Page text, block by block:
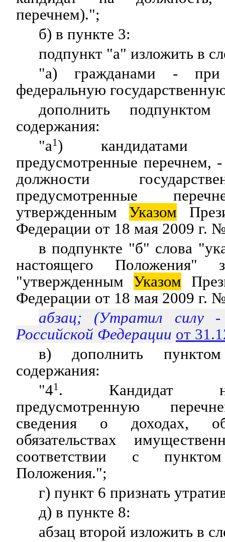
перечнем).";
б) в пункте 3:
подпункт "а" изложить в
"а) гражданами - при
федеральную
дополнить
содержания:
"а1 ) кандидатами
предусмотренные перечнем,
должности
предусмотренные
утвержденным Указом
Федерации от 18 мая 2009 г.
в подпункте "б" слова
настоящего Положения"
"утвержденным Указом
Федерации от 18 мая 2009 г.
абзац; (Утратил силу
Российской Федерации от
в) дополнить
содержания:
"41 . Кандидат
предусмотренную
сведения о доходах,
обязательствах
соответствии с
Положения.";
г) пункт 6 признать
д) в пункте 8:
абзац второй изложить в